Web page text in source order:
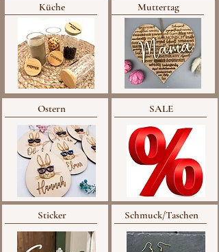
Küche Muttertag
Ostern
Sticker
SALE
Schmuck/Taschen